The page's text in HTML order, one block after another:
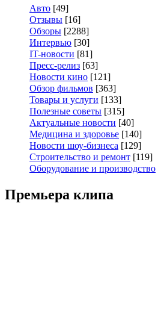
Авто [49]
Отзывы [16]
Обзоры [2288]
Интервью [30]
IT-новости [81]
Пресс-релиз [63]
Новости кино [121]
Обзор фильмов [363]
Товары и услуги [133]
Полезные советы [315]
Актуальные новости [40]
Медицина и здоровье [140]
Новости шоу-бизнеса [129]
Строительство и ремонт [119]
Оборудование и производство
Премьера клипа